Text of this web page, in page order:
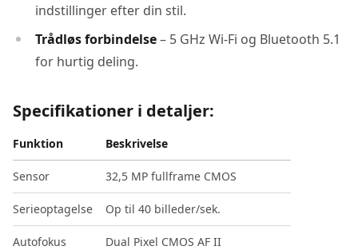
indstillinger efter din stil.
Trådløs forbindelse– 5 GHz Wi-Fi og Bluetooth 5.1
for hurtig deling.
Specifikationer i detaljer:
Funktion Beskrivelse
Sensor 32,5 MP fullframe CMOS
Serieoptagelse Op til 40 billeder/sek.
Autofokus Dual Pixel CMOS AF II